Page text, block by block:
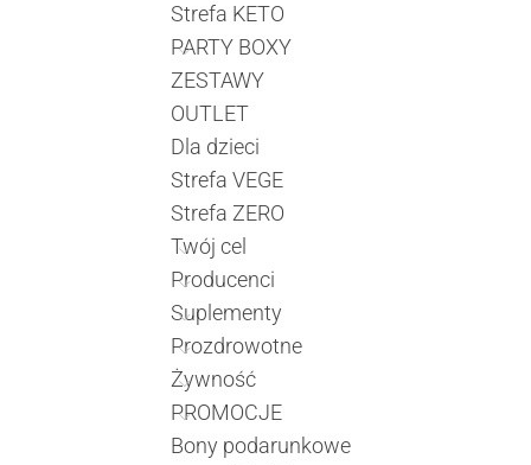
Strefa KETO
PARTY BOXY
ZESTAWY
OUTLET
Dla dzieci
Strefa VEGE
Strefa ZERO
Twój cel
Producenci
Suplementy
Prozdrowotne
Żywność
PROMOCJE
Bony podarunkowe